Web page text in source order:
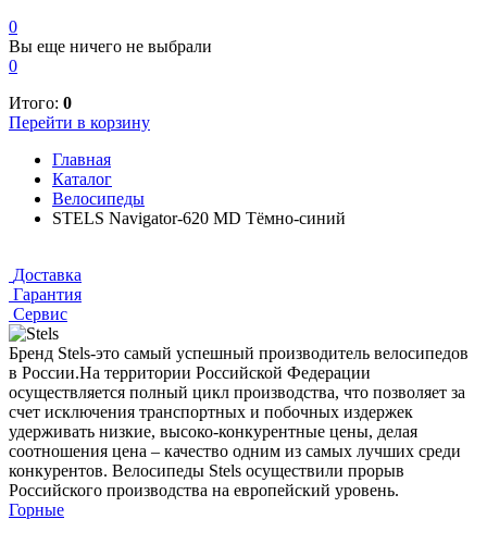
0
Вы еще ничего не выбрали
0
Итого: 0
Перейти в корзину
Главная
Каталог
Велосипеды
STELS Navigator-620 MD Тёмно-синий
Доставка
Гарантия
Сервис
Бренд Stels-это самый успешный производитель велосипедов
в России.На территории Российской Федерации
осуществляется полный цикл производства, что позволяет за
счет исключения транспортных и побочных издержек
удерживать низкие, высоко-конкурентные цены, делая
соотношения цена – качество одним из самых лучших среди
конкурентов. Велосипеды Stels осуществили прорыв
Российского производства на европейский уровень.
Горные